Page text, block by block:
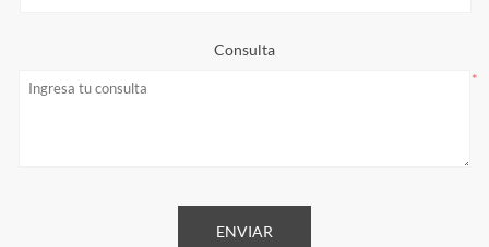
Consulta
*